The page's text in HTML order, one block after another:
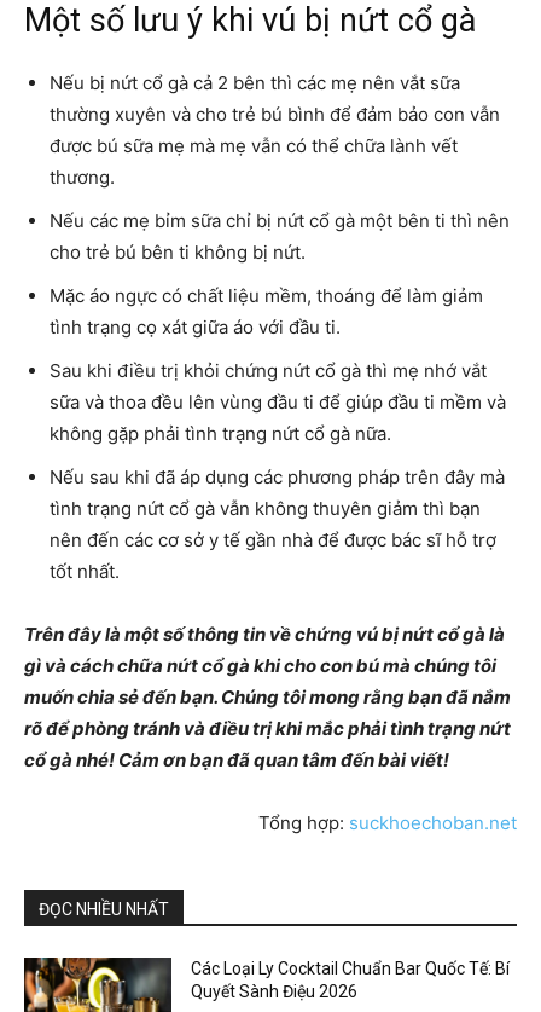
Một số lưu ý khi vú bị nứt cổ gà
Nếu bị nứt cổ gà cả 2 bên thì các mẹ nên vắt sữa
thường xuyên và cho trẻ bú bình để đảm bảo con vẫn
được bú sữa mẹ mà mẹ vẫn có thể chữa lành vết
thương.
Nếu các mẹ bỉm sữa chỉ bị nứt cổ gà một bên ti thì nên
cho trẻ bú bên ti không bị nứt.
Mặc áo ngực có chất liệu mềm, thoáng để làm giảm
tình trạng cọ xát giữa áo với đầu ti.
Sau khi điều trị khỏi chứng nứt cổ gà thì mẹ nhớ vắt
sữa và thoa đều lên vùng đầu ti để giúp đầu ti mềm và
không gặp phải tình trạng nứt cổ gà nữa.
Nếu sau khi đã áp dụng các phương pháp trên đây mà
tình trạng nứt cổ gà vẫn không thuyên giảm thì bạn
nên đến các cơ sở y tế gần nhà để được bác sĩ hỗ trợ
tốt nhất.
Trên đây là một số thông tin về chứng vú bị nứt cổ gà là
gì và cách chữa nứt cổ gà khi cho con bú mà chúng tôi
muốn chia sẻ đến bạn. Chúng tôi mong rằng bạn đã nắm
rõ để phòng tránh và điều trị khi mắc phải tình trạng nứt
cổ gà nhé! Cảm ơn bạn đã quan tâm đến bài viết!
Tổng hợp: suckhoechoban.net
ĐỌC NHIỀU NHẤT
Các Loại Ly Cocktail Chuẩn Bar Quốc Tế: Bí
Quyết Sành Điệu 2026